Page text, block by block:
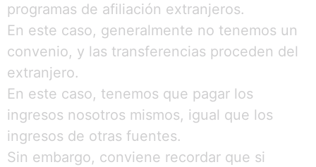
programas de afiliación extranjeros.
En este caso, generalmente no tenemos un
convenio, y las transferencias proceden del
extranjero.
En este caso, tenemos que pagar los
ingresos nosotros mismos, igual que los
ingresos de otras fuentes.
Sin embargo, conviene recordar que si